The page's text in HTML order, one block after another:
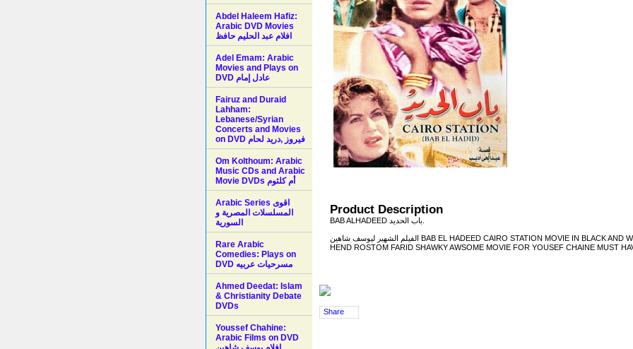
Product Description
الفيلم الشهير ليوسف شاهين BAB EL HADEED CAIRO STATION MOVIE IN BLACK AND WHITE YOUSEF SHAHEEN
HEND ROSTOM FARID SHAWKY AWSOME MOVIE FOR YOUSEF CHAINE MUST
Share
Abdel Haleem Hafiz:
Arabic DVD Movies
افلام عبد الحليم حافظ
Adel Emam: Arabic
Movies and Plays on
Fairuz and Duraid
Lahham:
Lebanese/Syrian
Concerts and Movies
on DVD فيروز ,دريد لحام
Om Kolthoum: Arabic
Music CDs and Arabic
Movie DVDs أم كلثوم
Arabic Series اقوى
المسلسلات المصرية و
السورية
Rare Arabic
Comedies: Plays on
DVD مسرحيات عربيه
Ahmed Deedat: Islam
& Christianity Debate
DVDs
Youssef Chahine:
Arabic Films on DVD